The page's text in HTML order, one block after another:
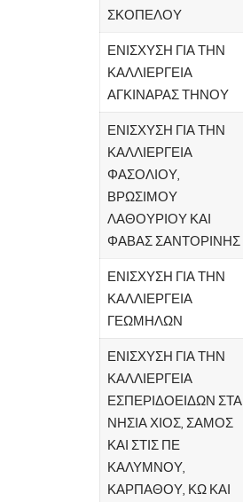
ΣΚΟΠΕΛΟΥ
ΕΝΙΣΧΥΣΗ ΓΙΑ ΤΗΝ
ΚΑΛΛΙΕΡΓΕΙΑ
ΑΓΚΙΝΑΡΑΣ ΤΗΝΟΥ
ΕΝΙΣΧΥΣΗ ΓΙΑ ΤΗΝ
ΚΑΛΛΙΕΡΓΕΙΑ
ΦΑΣΟΛΙΟΥ,
ΒΡΩΣΙΜΟΥ
ΛΑΘΟΥΡΙΟΥ ΚΑΙ
ΦΑΒΑΣ ΣΑΝΤΟΡΙΝΗΣ
ΕΝΙΣΧΥΣΗ ΓΙΑ ΤΗΝ
ΚΑΛΛΙΕΡΓΕΙΑ
ΓΕΩΜΗΛΩΝ
ΕΝΙΣΧΥΣΗ ΓΙΑ ΤΗΝ
ΚΑΛΛΙΕΡΓΕΙΑ
ΕΣΠΕΡΙΔΟΕΙΔΩΝ ΣΤΑ
ΝΗΣΙΑ ΧΙΟΣ, ΣΑΜΟΣ
ΚΑΙ ΣΤΙΣ ΠΕ
ΚΑΛΥΜΝΟΥ,
ΚΑΡΠΑΘΟΥ, ΚΩ ΚΑΙ